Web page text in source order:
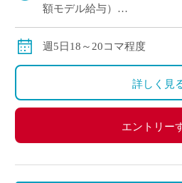
額モデル給与）
※週18コマ以上担当の場合、
週5日18～20コマ程度
詳しく見
エントリー